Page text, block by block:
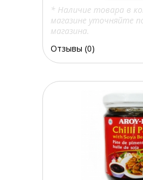
* Наличие товара в
магазине уточняйте
магазина.
Отзывы (0)